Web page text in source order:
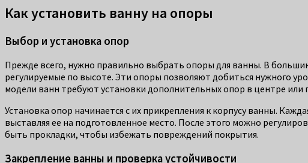
Как установить ванну на опоры
Выбор и установка опор
Прежде всего, нужно правильно выбрать опоры для ванны. В
регулируемые по высоте. Эти опоры позволяют добиться нужного
модели ванн требуют установки дополнительных опор в центре или
Установка опор начинается с их прикрепления к корпусу ванны.
выставляя ее на подготовленное место. После этого можно
быть прокладки, чтобы избежать повреждений покрытия.
Закрепление ванны и проверка устойчивости